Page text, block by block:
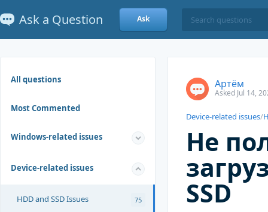
Ask a Question Ask
All questions
Most Commented
Windows-related issues
Device-related issues
HDD and SSD Issues 75
Артём
Asked Jul 14,
Device-related issues/
Не
SSD